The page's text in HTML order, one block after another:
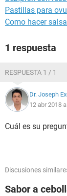
Pastillas para
Como hacer
1 respuesta
RESPUESTA 1 / 1
Dr. Joseph
12 abr 2018
Cuál es su
Discusiones
Sabor a